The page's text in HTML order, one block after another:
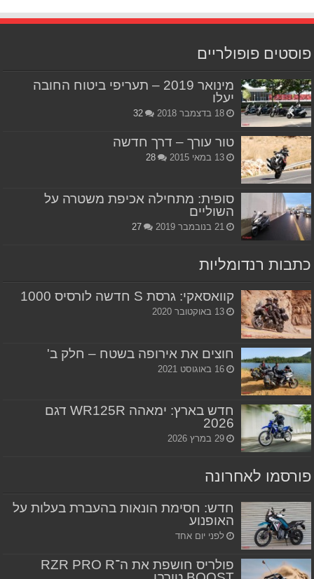
פוסטים פופולריים
מינואר 2019 – תעריפי ביטוח החובה
יעלו
18 בדצמבר 2018 32
טור עורך – דרך חדשה
13 במאי 2015 28
סופית: מתחילה אכיפת משטרה על
השוליים
21 בנובמבר 2019 27
כתבות רנדומליות
קוואסאקי: גרסת S חדשה לורסיס 1000
13 באוקטובר 2020
חוצים את אירופה בשטח – חלק ב'
16 באוגוסט 2021
חדש בארץ: ימאהה WR125R דגם
2026
29 במרץ 2026
פורסמו לאחרונה
חדש: חסימת הונאות בהעברת בעלות על
האופנוע
לפני יום אחד
פולריס חושפת את ה־RZR PRO R